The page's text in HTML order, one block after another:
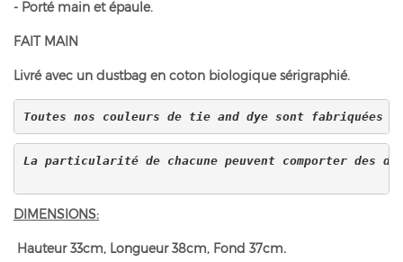
- Porté main et épaule.
FAIT MAIN
Livré avec un dustbag en coton biologique sérigraphié.
Toutes nos couleurs de tie and dye sont
La particularité de chacune peuvent comporter des
DIMENSIONS:
Hauteur 33cm, Longueur 38cm, Fond 37cm.